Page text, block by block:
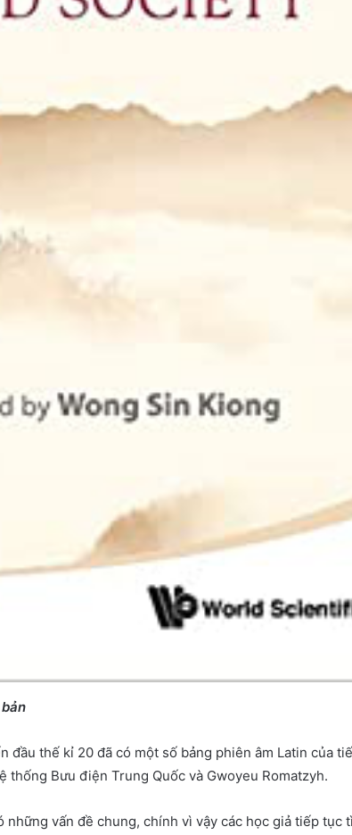
đầu thế kỉ 20 đã có một số bảng phiên âm Latin của
thống Bưu điện Trung Quốc và Gwoyeu Romatzyh.
vấn đề chung, chính vì vậy các học giả tiếp tục